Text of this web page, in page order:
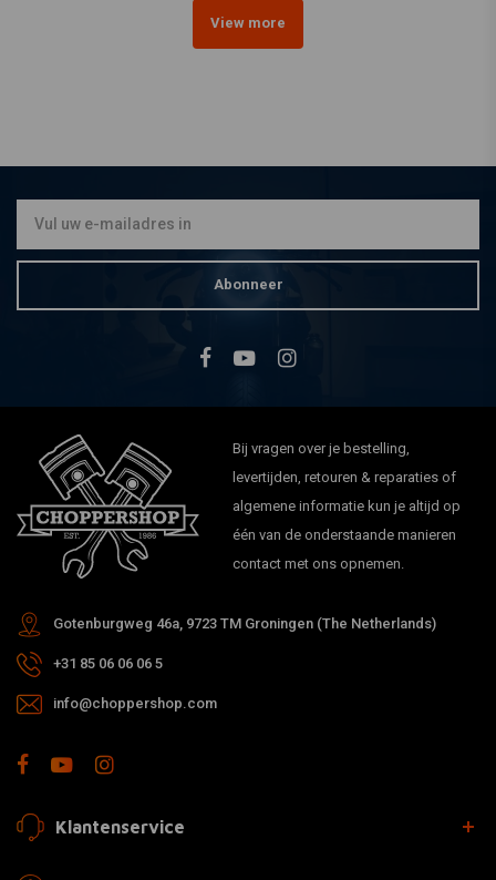
View more
Abonneer
Bij vragen over je bestelling,
levertijden, retouren & reparaties of
algemene informatie kun je altijd op
één van de onderstaande manieren
contact met ons opnemen.
Gotenburgweg 46a, 9723 TM Groningen (The Netherlands)
+31 85 06 06 06 5
info@choppershop.com
Klantenservice